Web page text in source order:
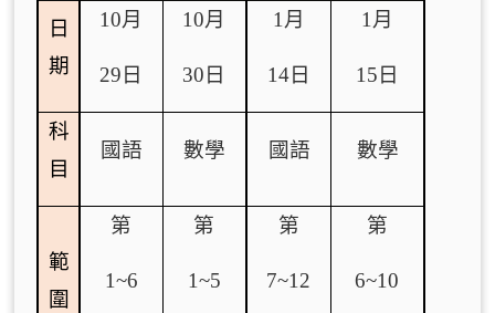
日
期
10月
29 日
10月
30 日
1 月
14日
1 月
15 日
科
目
國語 數學 國語 數學
範
圍
第
1~6
第
1~5
第
7~12
第
6~10